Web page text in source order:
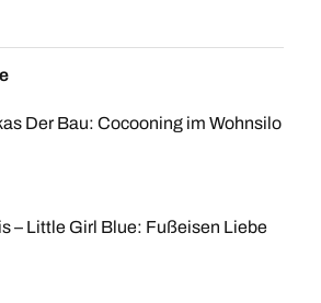
Der Bau: Cocooning im Wohnsilo
– Little Girl Blue: Fußeisen Liebe